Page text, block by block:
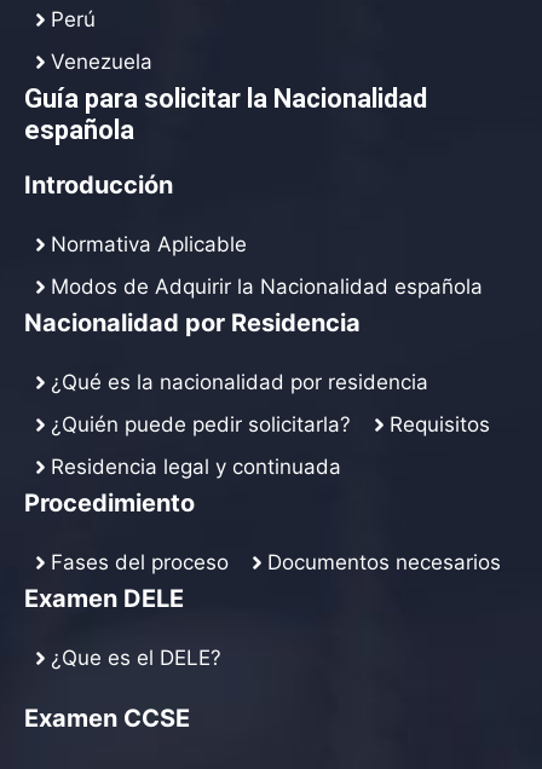
Perú
Venezuela
Guía para solicitar la Nacionalidad
española
Introducción
Normativa Aplicable
Modos de Adquirir la Nacionalidad española
Nacionalidad por Residencia
¿Qué es la nacionalidad por residencia
¿Quién puede pedir solicitarla?
Requisitos
Residencia legal y continuada
Procedimiento
Fases del proceso Documentos necesarios
Examen DELE
¿Que es el DELE?
Examen CCSE